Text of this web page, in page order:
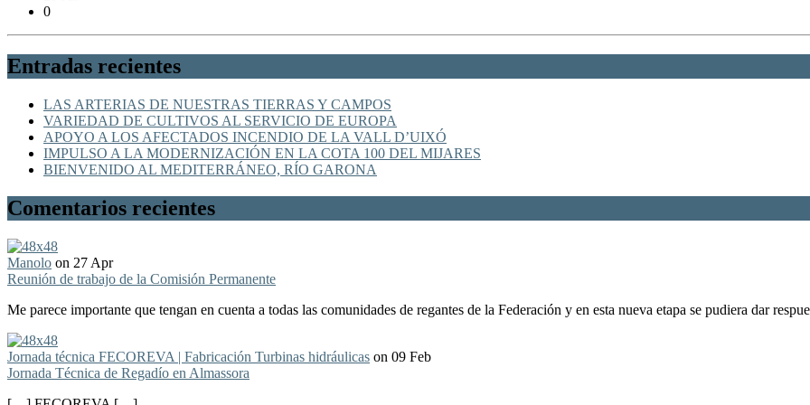
0
Entradas recientes
LAS ARTERIAS DE NUESTRAS TIERRAS Y CAMPOS
VARIEDAD DE CULTIVOS AL SERVICIO DE EUROPA
APOYO A LOS AFECTADOS INCENDIO DE LA VALL D’UIXÓ
IMPULSO A LA MODERNIZACIÓN EN LA COTA 100 DEL MIJARES
BIENVENIDO AL MEDITERRÁNEO, RÍO GARONA
Comentarios recientes
Manolo on 27 Apr
Reunión de trabajo de la Comisión Permanente
Me parece importante que tengan en cuenta a todas las comunidades de regantes de la Federación y en esta nueva etapa se pudiera dar
Jornada técnica FECOREVA | Fabricación Turbinas hidráulicas on 09 Feb
Jornada Técnica de Regadío en Almassora